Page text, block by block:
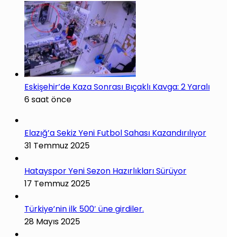
Eskişehir’de Kaza Sonrası Bıçaklı Kavga: 2 Yaralı
6 saat önce
Elazığ’a Sekiz Yeni Futbol Sahası Kazandırılıyor
31 Temmuz 2025
Hatayspor Yeni Sezon Hazırlıkları Sürüyor
17 Temmuz 2025
Türkiye’nin ilk 500′ üne girdiler.
28 Mayıs 2025